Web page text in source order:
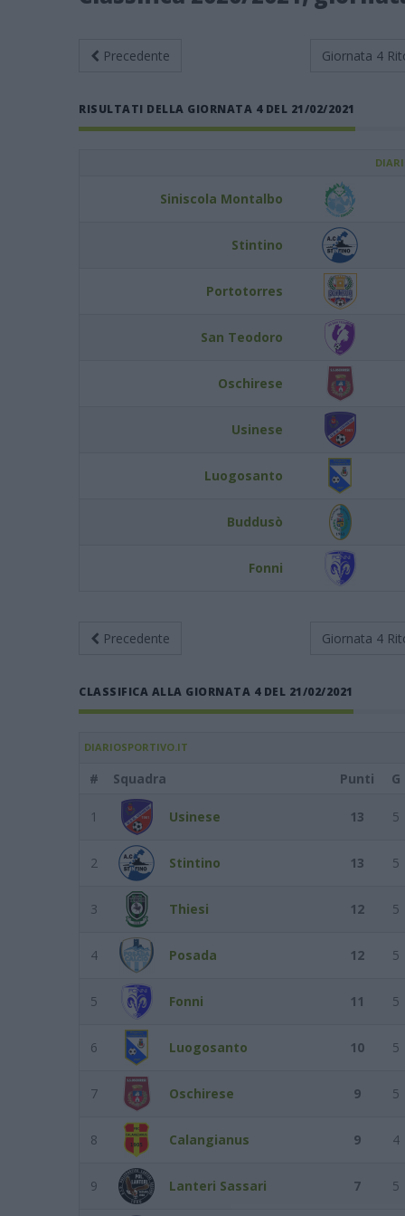
Precedente Giornata 4
RISULTATI DELLA GIORNATA 4 DEL 21/02/2021
Siniscola Montalbo
Stintino
Portotorres
San Teodoro
Oschirese
Usinese
Luogosanto
Buddusò
Fonni
Precedente Giornata 4
CLASSIFICA ALLA GIORNATA 4 DEL 21/02/2021
DIARIOSPORTIVO.IT
#
Squadra Punti G
1 Usinese 13 5
2 Stintino 13 5
3 Thiesi 12 5
4 Posada 12 5
5 Fonni 11 5
6 Luogosanto 10 5
7 Oschirese 9 5
8 Calangianus 9 4
9 Lanteri Sassari 7 5